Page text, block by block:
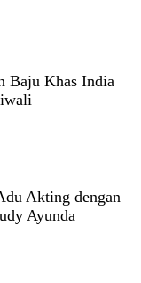
Baju Khas India
Akting dengan
Ayunda